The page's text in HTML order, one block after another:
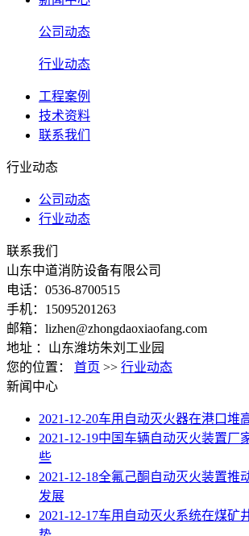
公司动态
行业动态
工程案例
技术资料
联系我们
行业动态
公司动态
行业动态
联系我们
山东中道消防设备有限公司
电话：0536-8700515
手机：15095201263
邮箱：lizhen@zhongdaoxiaofang.com
地址 ：山东潍坊朱刘工业园
您的位置：
首页 >> 行业动态
新闻中心
2021-12-20车用自动灭火器在港口堆
2021-12-19中国车辆自动灭火装置厂
些
2021-12-18全氟己酮自动灭火装置推
发展
2021-12-17车用自动灭火系统在煤矿